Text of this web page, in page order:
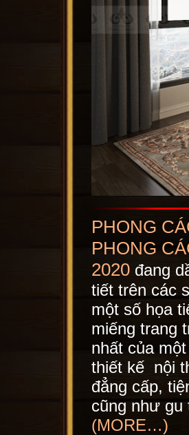
PHONG
PHONG
2020 đang
tiết trên các
một số họa
miếng trang
nhất của
thiết kế nội
đẳng cấp,
cũng như
(MORE…)